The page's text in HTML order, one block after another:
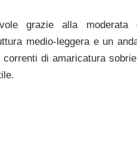
grazie alla moderata
medio-leggera e un
di amaricatura